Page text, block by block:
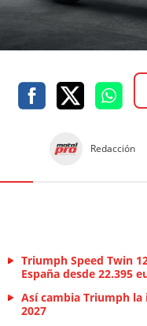
Redacción
Triumph Speed Twin
España desde 22.395
Así cambia Triumph la
2027